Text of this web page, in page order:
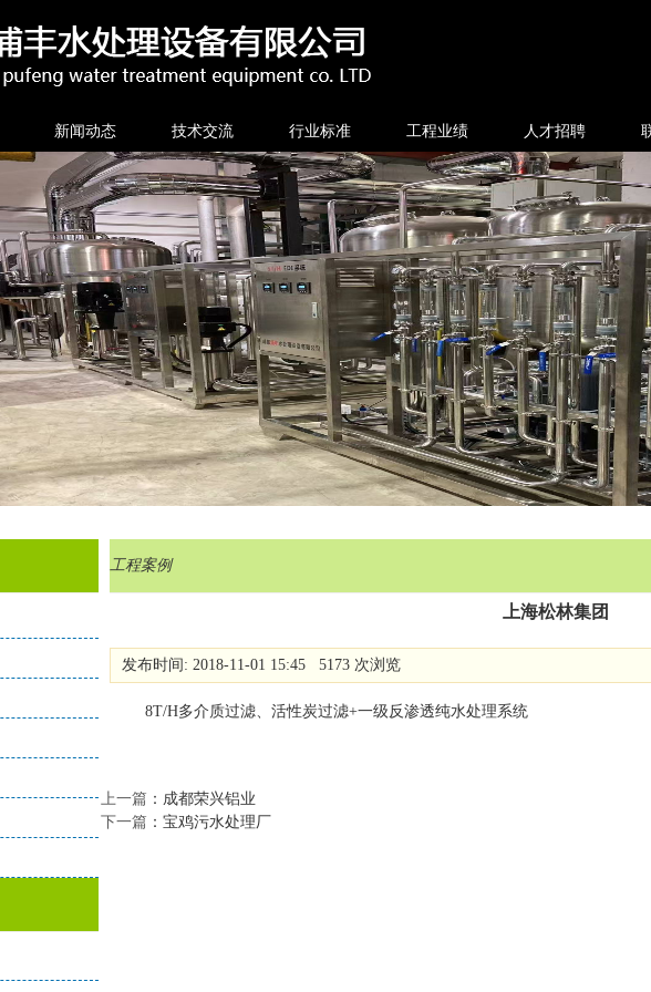
新闻动态 技术交流 行业标准 工程业绩 人才招聘
工程案例
上海松林集团
发布时间: 2018-11-01 15:45 5173 次浏览
8T/H多介质过滤、活性炭过滤+一级反渗透纯水处理系统
上一篇 ： 成都荣兴铝业
下一篇 ： 宝鸡污水处理厂